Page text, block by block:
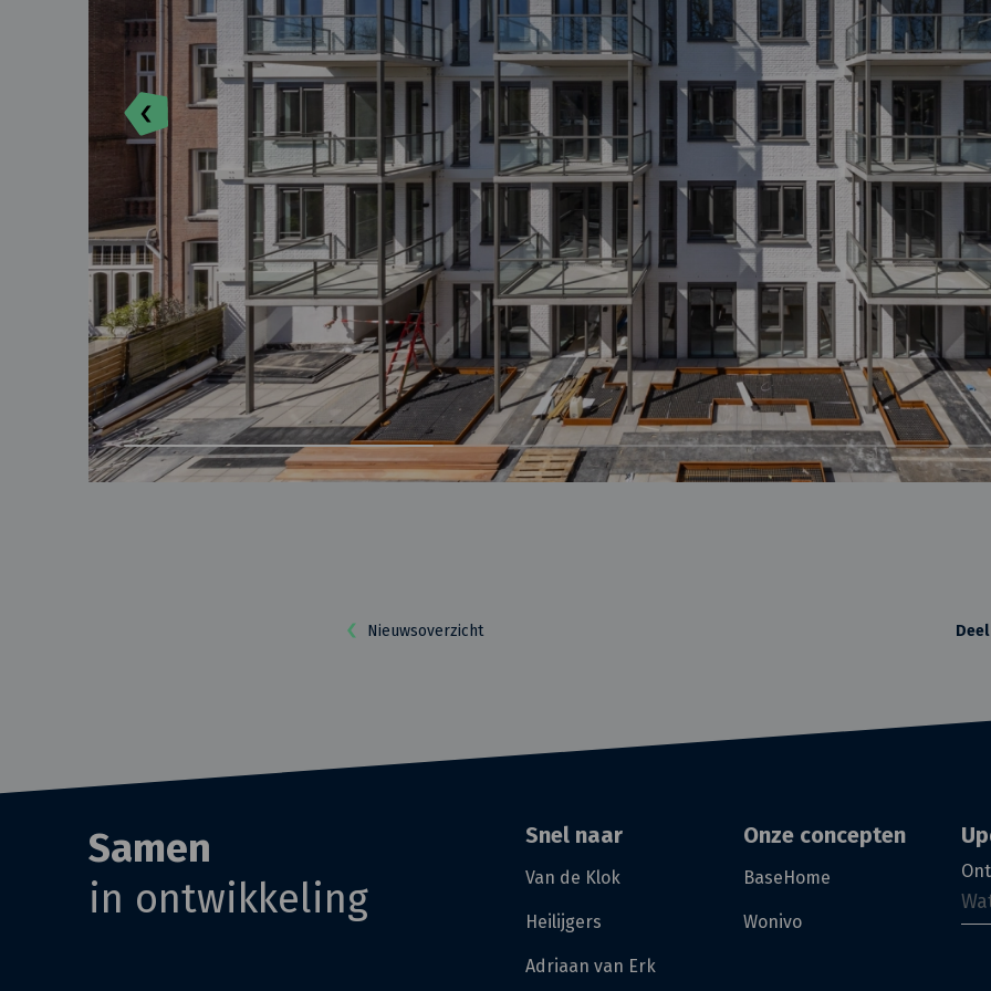
Nieuwsoverzicht
Samen
in ontwikkeling
Snel naar
Van de Klok
Heilijgers
Adriaan van Erk
Onze concepten
BaseHome
Wonivo